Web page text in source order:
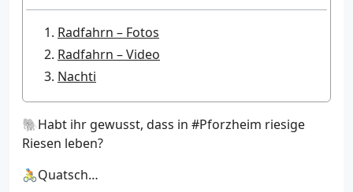
Radfahrn – Fotos
Radfahrn – Video
Nachti
🐘Habt ihr gewusst, dass in #Pforzheim riesige
Riesen leben?
🚴Quatsch…